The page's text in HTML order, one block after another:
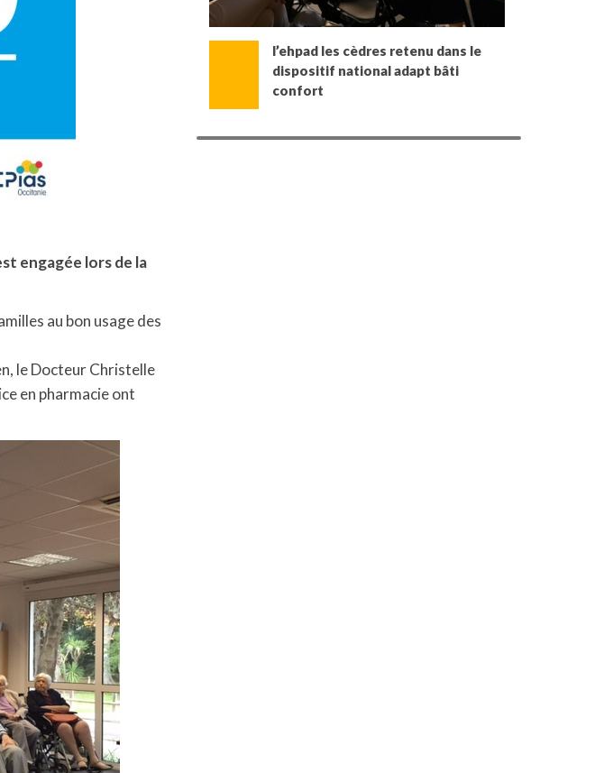
engagée lors de la
au bon usage des
le Docteur Christelle
en pharmacie ont
l’ehpad les cèdres retenu dans le
dispositif national adapt bâti
confort